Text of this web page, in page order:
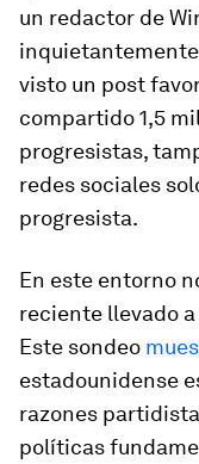
un redactor de
visto un post
compartido 1,5
progresistas,
redes sociales
progresista.
En este entorno
reciente llevado
Este sondeo
estadounidense
razones
políticas